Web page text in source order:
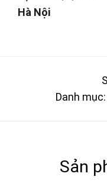
Hà Nội
Danh mục:
Sản